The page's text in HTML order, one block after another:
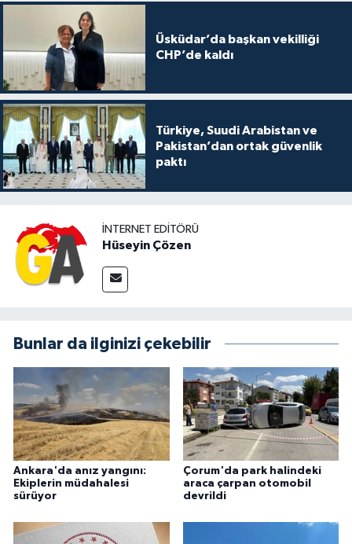
Üsküdar’da başkan vekilliği
CHP’de kaldı
Türkiye, Suudi Arabistan ve
Pakistan’dan ortak güvenlik
paktı
İNTERNET EDITÖRÜ
Hüseyin Çözen
Bunlar da ilginizi çekebilir
Ankara'da anız yangını:
Ekiplerin müdahalesi
sürüyor
Çorum'da park halindeki
araca çarpan otomobil
devrildi